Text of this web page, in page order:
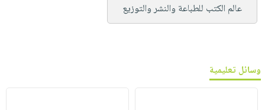
عالم الكتب للطباعة والنشر والتوزيع
وسائل تعليمية